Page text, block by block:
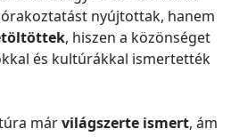
nyújtottak, hanem
, hiszen a közönséget
és kultúrákkal ismertették
márvilágszerte ismert, ám